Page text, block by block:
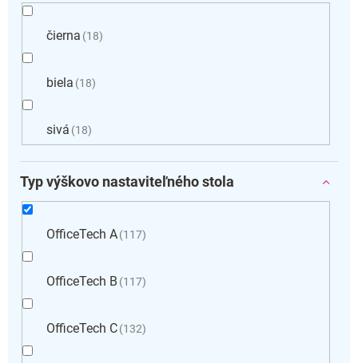
čierna 18
biela 18
sivá 18
Typ výškovo nastaviteľného stola
OfficeTech A 117
OfficeTech B 117
OfficeTech C 132